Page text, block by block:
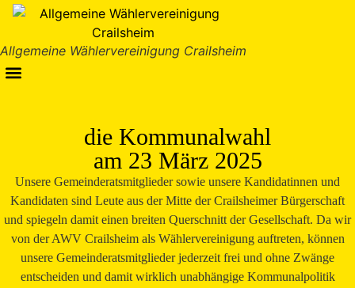
springen
Allgemeine Wählervereinigung Crailsheim
die Kommunalwahl
am 23 März 2025
Unsere Gemeinderatsmitglieder sowie unsere Kandidatinnen und
Kandidaten sind Leute aus der Mitte der Crailsheimer Bürgerschaft
und spiegeln damit einen breiten Querschnitt der Gesellschaft. Da wir
von der AWV Crailsheim als Wählervereinigung auftreten, können
unsere Gemeinderatsmitglieder jederzeit frei und ohne Zwänge
entscheiden und damit wirklich unabhängige Kommunalpolitik